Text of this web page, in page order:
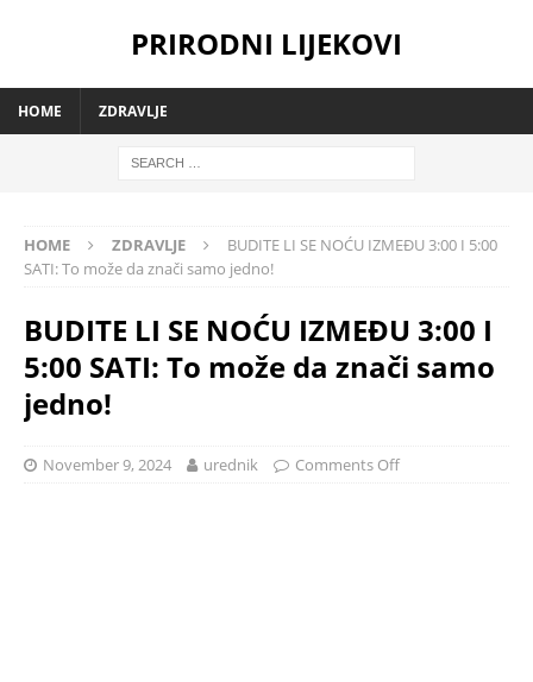
PRIRODNI LIJEKOVI
HOME ZDRAVLJE
HOME ZDRAVLJE
BUDITE LI SE NOĆU IZMEĐU 3:00 I 5:00
SATI: To može da znači samo jedno!
BUDITE LI SE NOĆU IZMEĐU 3:00 I
5:00 SATI: To može da znači samo
jedno!
November 9, 2024 urednik Comments Off